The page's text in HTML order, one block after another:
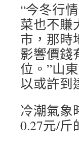
“今冬行
菜也不賺
市，那時
影響價錢
位。”山
以或許到
冷潮氣象
0.27元/斤